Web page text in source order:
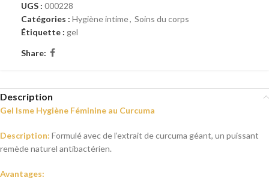
UGS : 000228
Catégories : Hygiène intime, Soins du corps
Étiquette : gel
Share:
Description
Gel Isme Hygiène Féminine au Curcuma
Description: Formulé avec de l’extrait de curcuma géant, un puissant
remède naturel antibactérien.
Avantages: